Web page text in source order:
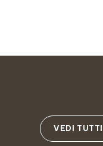
VEDI TUTTI